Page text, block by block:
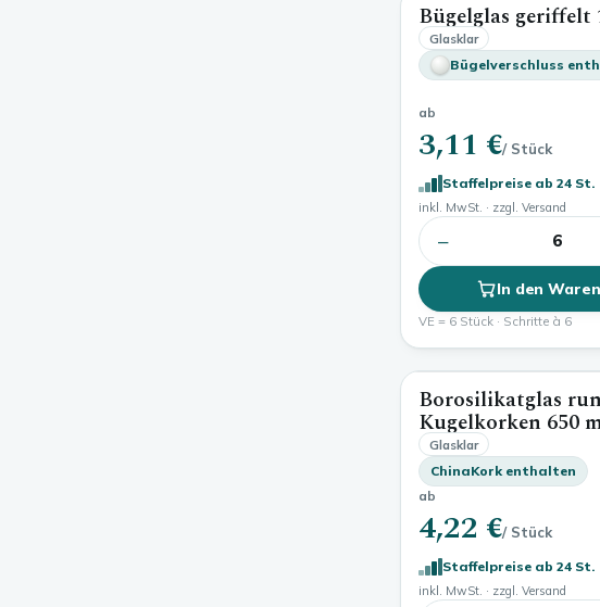
Bügelglas geriffelt
Glasklar
Bügelverschluss
ab
3,11 €/ Stück
Staffelpreise ab 24 St.
inkl. MwSt. · zzgl. Versand
− 6
In den
VE = 6 Stück · Schritte à 6
Borosilikatglas
Kugelkorken 650
Glasklar
ChinaKork enthalten
ab
4,22 €/ Stück
Staffelpreise ab 24 St.
inkl. MwSt. · zzgl. Versand